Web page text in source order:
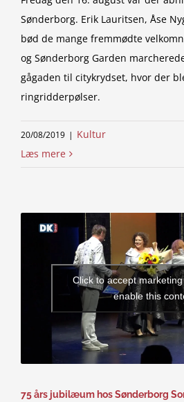
Sønderborg. Erik Lauritsen, Åse
bød de mange fremmødte
og Sønderborg Garden
gågaden til citykrydset, hvor der
ringridderpølser.
20/08/2019 | Kultur
Læs mere
Click to accept
enable this
75 års jubilæum hos Sønderborg